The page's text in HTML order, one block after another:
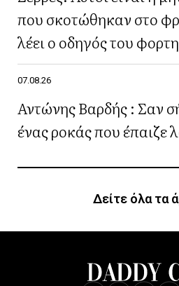
που σκοτώθηκαν στο
λέει ο οδηγός του
07.08.26
Αντώνης Βαρδής : Σαν
ένας ροκάς που έπαιζε
Δείτε όλα τα